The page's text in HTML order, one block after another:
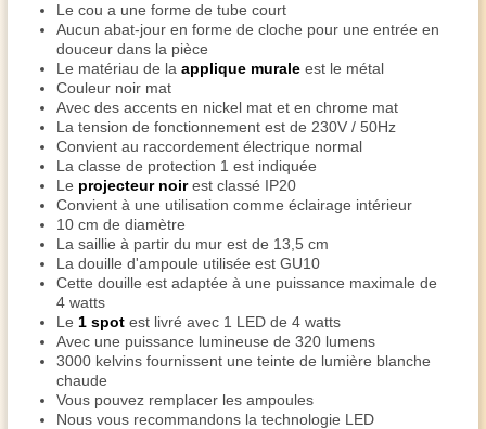
Le cou a une forme de tube court
Aucun abat-jour en forme de cloche pour une entrée en
douceur dans la pièce
Le matériau de la applique murale est le métal
Couleur noir mat
Avec des accents en nickel mat et en chrome mat
La tension de fonctionnement est de 230V / 50Hz
Convient au raccordement électrique normal
La classe de protection 1 est indiquée
Le projecteur noirest classé IP20
Convient à une utilisation comme éclairage intérieur
10 cm de diamètre
La saillie à partir du mur est de 13,5 cm
La douille d'ampoule utilisée est GU10
Cette douille est adaptée à une puissance maximale de
4 watts
Le 1 spot est livré avec 1 LED de 4 watts
Avec une puissance lumineuse de 320 lumens
3000 kelvins fournissent une teinte de lumière blanche
chaude
Vous pouvez remplacer les ampoules
Nous vous recommandons la technologie LED